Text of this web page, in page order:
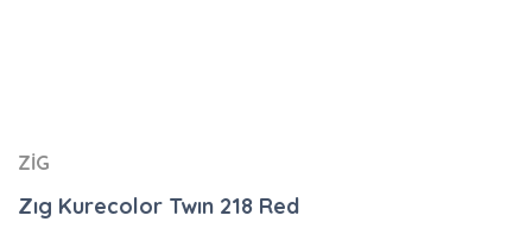
ZİG
Zıg Kurecolor Twın 218 Red